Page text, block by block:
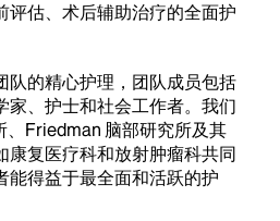
评估、术后辅助治疗的全面护
队的精心护理，团队成员包括
家、护士和社会工作者。我们
、Friedman 脑部研究所及其
康复医疗科和放射肿瘤科共同
能得益于最全面和活跃的护